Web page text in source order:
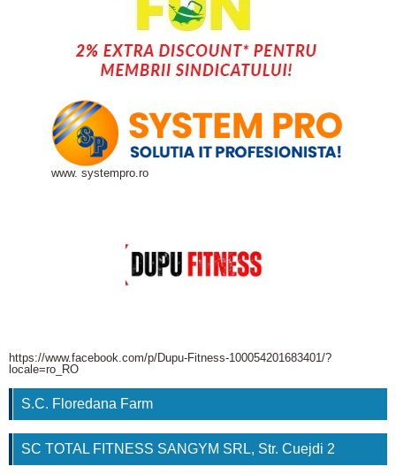
www. systempro.ro
https://www.facebook.com/p/Dupu-Fitness-100054201683401/?
locale=ro_RO
S.C. Floredana Farm
SC TOTAL FITNESS SANGYM SRL, Str. Cuejdi 2